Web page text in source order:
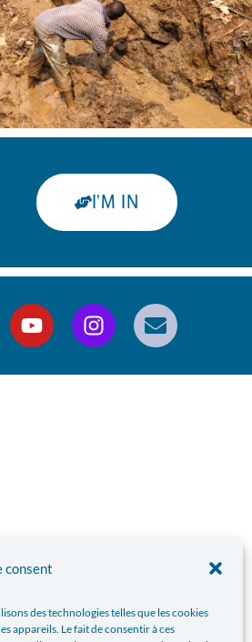
consent
des technologies telles que les cookies
appareils. Le fait de consentir à ces
I'M IN